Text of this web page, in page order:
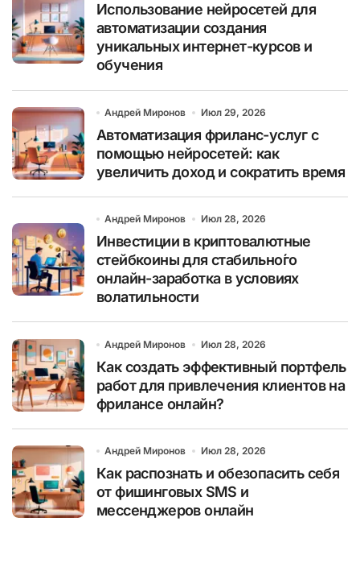
Использование нейросетей для
автоматизации создания
уникальных интернет-курсов и
обучения
Андрей Миронов Июл 29, 2026
Автоматизация фриланс-услуг с
помощью нейросетей: как
увеличить доход и сократить время
Андрей Миронов Июл 28, 2026
Инвестиции в криптовалютные
стейбкоины для стабильно́го
онлайн-заработка в условиях
волатильности
Андрей Миронов Июл 28, 2026
Как создать эффективный портфель
работ для привлечения клиентов на
фрилансе онлайн?
Андрей Миронов Июл 28, 2026
Как распознать и обезопасить себя
от фишинговых SMS и
мессенджеров онлайн